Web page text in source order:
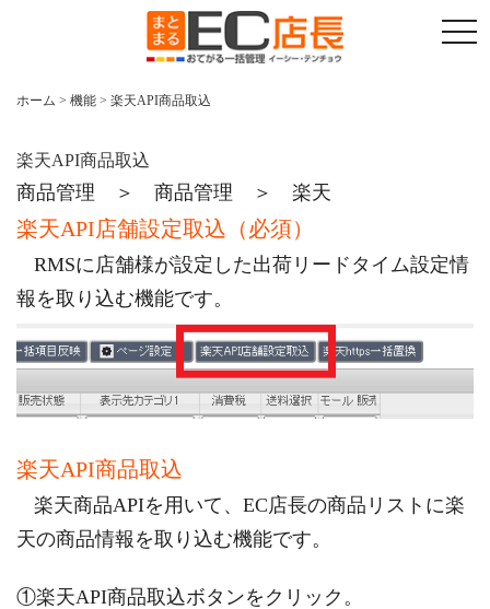
t
o
o
n
ホーム > 機能 > 楽天API商品取込
楽天API商品取込
商品管理 ＞ 商品管理 ＞ 楽天
楽天API店舗設定取込（必須）
RMSに店舗様が設定した出荷リードタイム設定情
報を取り込む機能です。
楽天API商品取込
楽天商品APIを用いて、EC店長の商品リストに楽
天の商品情報を取り込む機能です。
①楽天API商品取込ボタンをクリック。